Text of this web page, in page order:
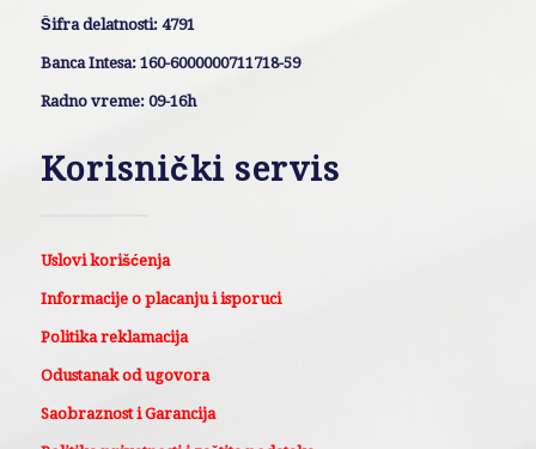
Šifra delatnosti: 4791
Banca Intesa: 160-6000000711718-59
Radno vreme: 09-16h
Korisnički servis
Uslovi korišćenja
Informacije o placanju i isporuci
Politika reklamacija
Odustanak od ugovora
Saobraznost i Garancija